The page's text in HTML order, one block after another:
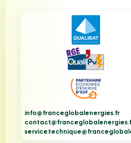
info@franceglobalenergies.fr